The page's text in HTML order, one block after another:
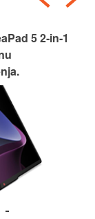
5 2‑in‑1
-